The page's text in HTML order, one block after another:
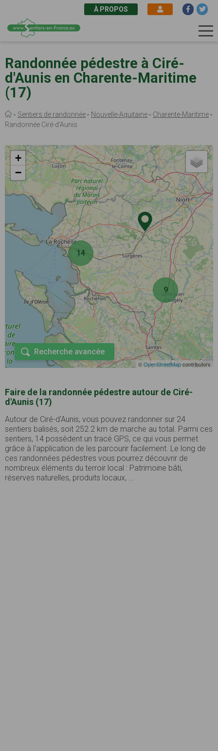
au
contenu
principal
À PROPOS
Randonnée pédestre à Ciré-
d'Aunis en Charente-Maritime
(17)
Fil
d'Ariane
Sentiers de randonnée Nouvelle-Aquitaine
Charente-Maritime
Randonnée Ciré-d'Aunis
9
14
+
−
©OpenStreetMapcontributors
Recherche avancée
Faire de la randonnée pédestre autour de Ciré-
d'Aunis (17)
Autour de Ciré-d'Aunis, vous pouvez randonner sur 24
sentiers balisés, soit 252.2 km de marche au total. Parmi ces
sentiers, 14 possèdent un tracé GPS, ce qui vous permet
grâce à l'application de les parcourir facilement. Le long de
ces randonnées pédestres vous pourrez découvrir de
nombreux éléments du terroir local : Patrimoine bâti,
réserves naturelles, produits locaux, ...